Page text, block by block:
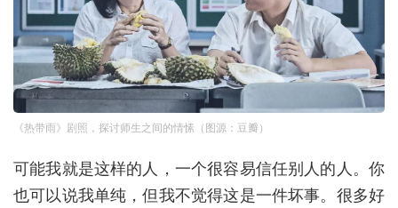
《热带雨》剧照，探讨师生之间的情愫（图源：豆瓣）
可能我就是这样的人，一个很容易信任别人的人。你
也可以说我单纯，但我不觉得这是一件坏事。很多好